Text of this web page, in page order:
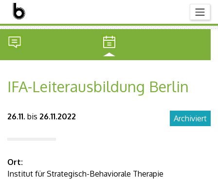
IFA-Leiterausbildung Berlin
Archiviert
26.11. bis 26.11.2022
Ort:
Institut für Strategisch-Behaviorale Therapie